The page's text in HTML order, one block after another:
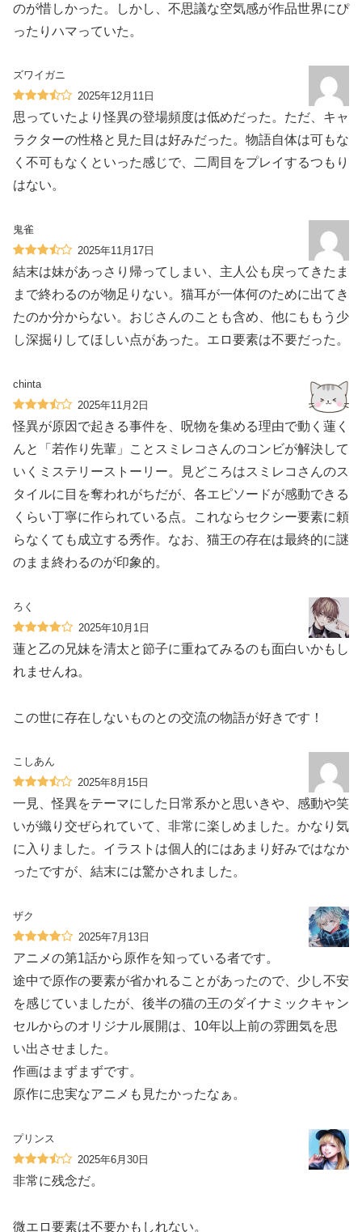
のが惜しかった。しかし、不思議な空気感が作品世界にぴ
ったりハマっていた。
ズワイガニ
2025年12月11日
思っていたより怪異の登場頻度は低めだった。ただ、キャ
ラクターの性格と見た目は好みだった。物語自体は可もな
く不可もなくといった感じで、二周目をプレイするつもり
はない。
鬼雀
2025年11月17日
結末は妹があっさり帰ってしまい、主人公も戻ってきたま
まで終わるのが物足りない。猫耳が一体何のために出てき
たのか分からない。おじさんのことも含め、他にももう少
し深掘りしてほしい点があった。エロ要素は不要だった。
chinta
2025年11月2日
怪異が原因で起きる事件を、呪物を集める理由で動く蓮く
んと「若作り先輩」ことスミレコさんのコンビが解決して
いくミステリーストーリー。見どころはスミレコさんのス
タイルに目を奪われがちだが、各エピソードが感動できる
くらい丁寧に作られている点。これならセクシー要素に頼
らなくても成立する秀作。なお、猫王の存在は最終的に謎
のまま終わるのが印象的。
ろく
2025年10月1日
蓮と乙の兄妹を清太と節子に重ねてみるのも面白いかもし
れませんね。
この世に存在しないものとの交流の物語が好きです！
こしあん
2025年8月15日
一見、怪異をテーマにした日常系かと思いきや、感動や笑
いが織り交ぜられていて、非常に楽しめました。かなり気
に入りました。イラストは個人的にはあまり好みではなか
ったですが、結末には驚かされました。
ザク
2025年7月13日
アニメの第1話から原作を知っている者です。
途中で原作の要素が省かれることがあったので、少し不安
を感じていましたが、後半の猫の王のダイナミックキャン
セルからのオリジナル展開は、10年以上前の雰囲気を思
い出させました。
作画はまずまずです。
原作に忠実なアニメも見たかったなぁ。
プリンス
2025年6月30日
非常に残念だ。
微エロ要素は不要かもしれない。